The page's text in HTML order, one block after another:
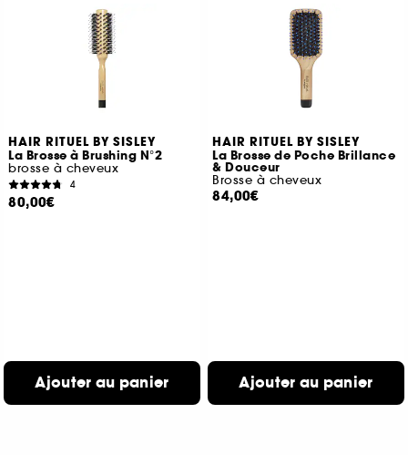
HAIR RITUEL BY SISLEY
La Brosse à Brushing N°2
brosse à cheveux
4
80,00€
Ajouter au panier
HAIR RITUEL BY SISLEY
La Brosse de Poche Brillance
& Douceur
Brosse à cheveux
84,00€
Ajouter au panier